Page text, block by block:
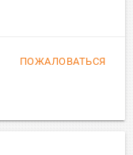
ПОЖАЛОВАТЬСЯ